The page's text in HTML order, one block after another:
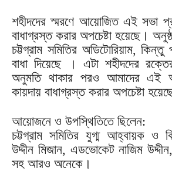
শহীদদের স্মরণে আয়োজিত এই সভা
বাধাগ্রস্ত করার অপচেষ্টা হয়েছে।
চট্টগ্রাম সমিতির অডিটোরিয়াম,
বাধা দিয়েছে । এটা শহীদদের
অনুমতি থাকার পরও আমাদের এই
কায়দায় বাধাগ্রস্ত করার অপচেষ্টা
আয়োজনে ও উপস্থিতিতে ছিলেন:
চট্টগ্রাম সমিতির যুগ্ম আহ্বায়ক ও
উদ্দীন মিজান, এডভোকেট নাজিম
সহ আরও অনেকে।